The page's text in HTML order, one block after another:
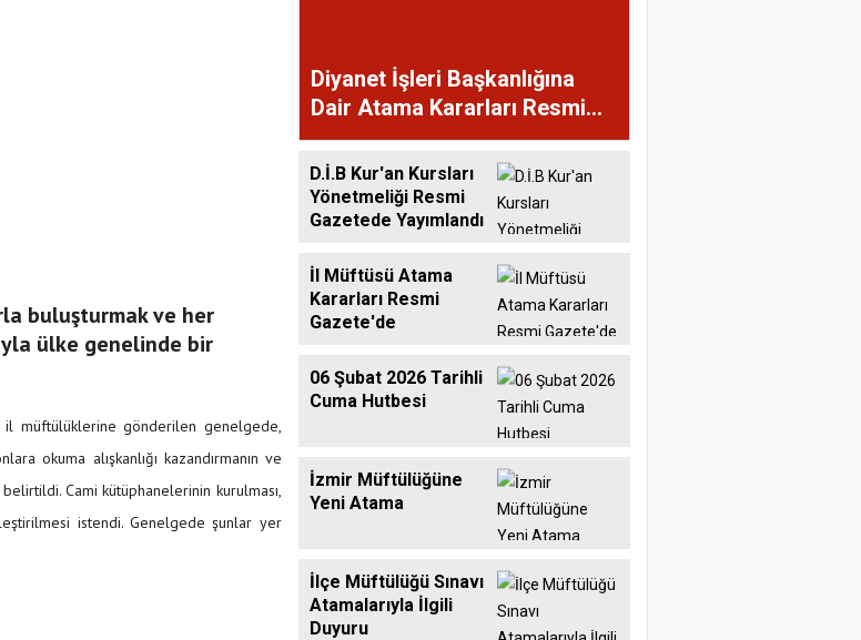
buluşturmak ve her
ülke genelinde bir
il müftülüklerine gönderilen genelgede,
okuma alışkanlığı kazandırmanın ve
Cami kütüphanelerinin kurulması,
istendi. Genelgede şunlar yer
Diyanet İşleri Başkanlığına
Dair Atama Kararları Resmi
Gazete'de
D.İ.B Kur'an Kursları
Yönetmeliği Resmi
Gazetede Yayımlandı
İl Müftüsü Atama
Kararları Resmi
Gazete'de
06 Şubat 2026 Tarihli
Cuma Hutbesi
İzmir Müftülüğüne
Yeni Atama
İlçe Müftülüğü Sınavı
Atamalarıyla İlgili
Duyuru